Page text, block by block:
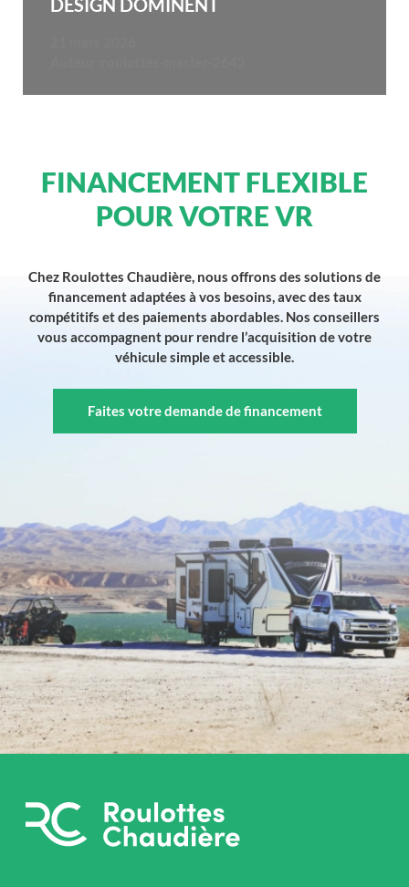
DESIGN DOMINENT
FINANCEMENT FLEXIBLE
POUR VOTRE VR
Chez Roulottes Chaudière, nous offrons des solutions de
financement adaptées à vos besoins, avec des taux
compétitifs et des paiements abordables. Nos conseillers
vous accompagnent pour rendre l’acquisition de votre
véhicule simple et accessible.
Faites votre demande de financement